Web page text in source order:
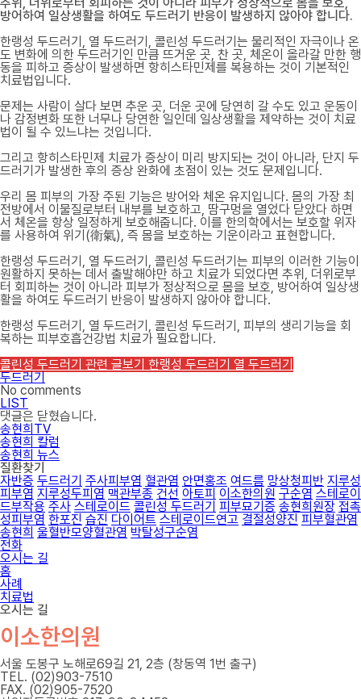
방어하여 일상생활을 하여도 두드러기 반응이 발생하지 않아야 합니다.
한랭성 두드러기, 열 두드러기, 콜린성 두드러기는 물리적인 자극이나 온
도 변화에 의한 두드러기인 만큼 뜨거운 곳, 찬 곳, 체온이 올라갈 만한 행
동을 피하고 증상이 발생하면 항히스타민제를 복용하는 것이 기본적인
치료법입니다.
문제는 사람이 살다 보면 추운 곳, 더운 곳에 당연히 갈 수도 있고 운동이
나 감정변화 또한 너무나 당연한 일인데 일상생활을 제약하는 것이 치료
법이 될 수 있느냐는 것입니다.
그리고 항히스타민제 치료가 증상이 미리 방지되는 것이 아니라, 단지 두
드러기가 발생한 후의 증상 완화에 초점이 있는 것도 문제입니다.
우리 몸 피부의 가장 주된 기능은 방어와 체온 유지입니다. 몸의 가장 최
전방에서 이물질로부터 내부를 보호하고, 땀구멍을 열었다 닫았다 하면
서 체온을 항상 일정하게 보호해줍니다. 이를 한의학에서는 보호할 위자
를 사용하여 위기(衛氣), 즉 몸을 보호하는 기운이라고 표현합니다.
한랭성 두드러기, 열 두드러기, 콜린성 두드러기는 피부의 이러한 기능이
원활하지 못하는 데서 출발해야만 하고 치료가 되었다면 추위, 더위로부
터 회피하는 것이 아니라 피부가 정상적으로 몸을 보호, 방어하여 일상생
활을 하여도 두드러기 반응이 발생하지 않아야 합니다.
한랭성 두드러기, 열 두드러기, 콜린성 두드러기, 피부의 생리기능을 회
복하는 피부호흡건강법 치료가 필요합니다.
콜린성 두드러기 관련 글보기 한랭성 두드러기 열 두드러기
두드러기
No comments
LIST
댓글은 닫혔습니다.
송현희TV
송현희 칼럼
송현희 뉴스
질환찾기
자반증 두드러기 주사피부염 혈관염 안면홍조 여드름 망상청피반 지루성
피부염 지루성두피염 맥관부종 건선 아토피 이소한의원 구순염 스테로이
드부작용 주사 스테로이드 콜린성 두드러기 피부묘기증 송현희원장 접촉
성피부염 한포진 습진 다이어트 스테로이드연고 결절성양진 피부혈관염
송현희 울혈반모양혈관염 박탈성구순염
전화
오시는 길
홈
사례
치료법
오시는 길
이소한의원
서울 도봉구 노해로69길 21, 2층 (창동역 1번 출구)
TEL. (02)903-7510
FAX. (02)905-7520